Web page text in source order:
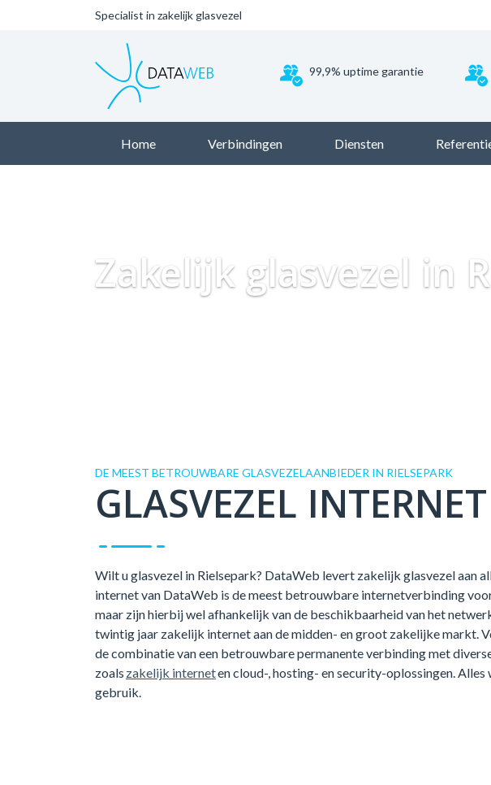
Specialist in zakelijk glasvezel
99,9% uptime garantie
Home Verbindingen Diensten
Zakelijk glasvezel in
DE MEEST BETROUWBARE GLASVEZELAANBIEDER IN RIELSEPARK
GLASVEZEL INTERNET
Wilt u glasvezel in Rielsepark? DataWeb levert zakelijk glasvezel aan
internet van DataWeb is de meest betrouwbare internetverbinding
maar zijn hierbij wel afhankelijk van de beschikbaarheid van het
twintig jaar zakelijk internet aan de midden- en groot zakelijke markt.
de combinatie van een betrouwbare permanente verbinding met
zoals zakelijk interneten cloud-, hosting- en security-oplossingen.
gebruik.